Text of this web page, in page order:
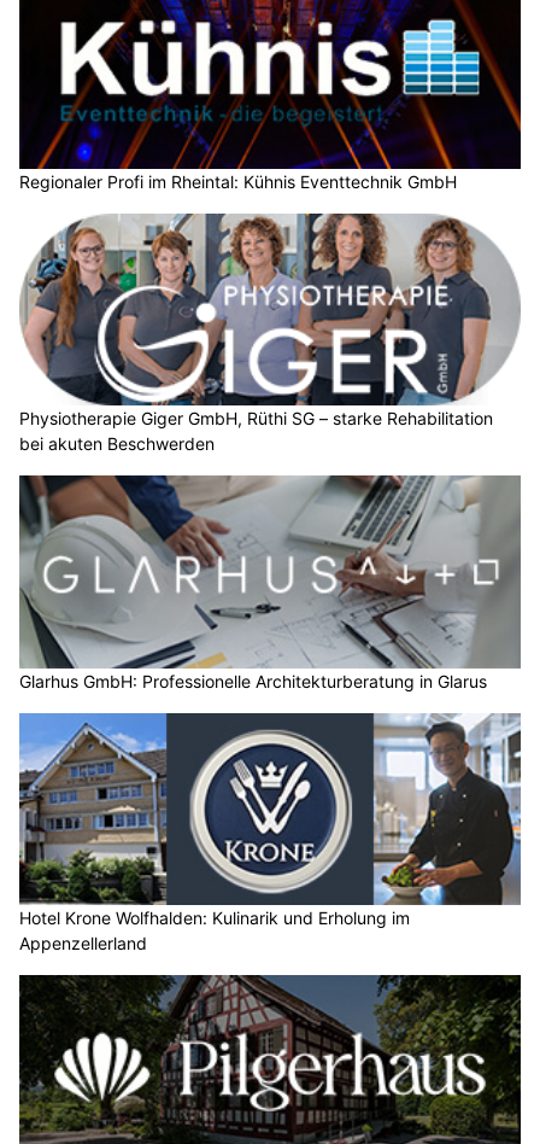
Regionaler Profi im Rheintal: Kühnis Eventtechnik GmbH
Physiotherapie Giger GmbH, Rüthi SG – starke Rehabilitation
bei akuten Beschwerden
Glarhus GmbH: Professionelle Architekturberatung in Glarus
Hotel Krone Wolfhalden: Kulinarik und Erholung im
Appenzellerland